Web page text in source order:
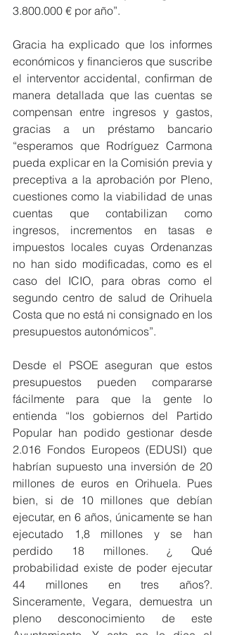
3.800.000 € por año”.
Gracia ha explicado que los informes
económicos y financieros que suscribe
el interventor accidental, confirman de
manera detallada que las cuentas se
compensan entre ingresos y gastos,
gracias a un préstamo bancario
“esperamos que Rodríguez Carmona
pueda explicar en la Comisión previa y
preceptiva a la aprobación por Pleno,
cuestiones como la viabilidad de unas
cuentas que contabilizan como
ingresos, incrementos en tasas e
impuestos locales cuyas Ordenanzas
no han sido modificadas, como es el
caso del ICIO, para obras como el
segundo centro de salud de Orihuela
Costa que no está ni consignado en los
presupuestos autonómicos”.
Desde el PSOE aseguran que estos
presupuestos pueden compararse
fácilmente para que la gente lo
entienda “los gobiernos del Partido
Popular han podido gestionar desde
2.016 Fondos Europeos (EDUSI) que
habrían supuesto una inversión de 20
millones de euros en Orihuela. Pues
bien, si de 10 millones que debían
ejecutar, en 6 años, únicamente se han
ejecutado 1,8 millones y se han
perdido 18 millones. ¿ Qué
probabilidad existe de poder ejecutar
44 millones en tres años?.
Sinceramente, Vegara, demuestra un
pleno desconocimiento de este